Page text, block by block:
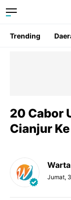
Trending
20 Cabor
Cianjur
Jumat,